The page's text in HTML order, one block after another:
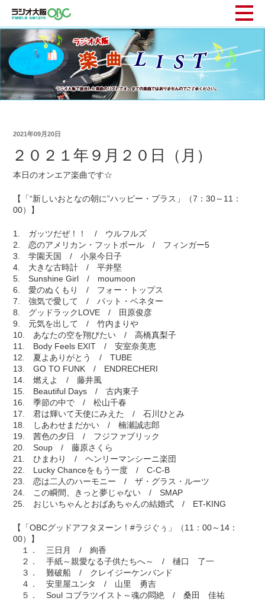
2021年09月20日
２０２１年９月２０日（月）
本日のオンエア楽曲です☆
【「“新しいおとなの朝に”ハッピー・プラス」（7：30～11：
00）】
1. ガッツだぜ！！ / ウルフルズ
2. 恋のアメリカン・フットボール / フィンガー5
3. 学園天国 / 小泉今日子
4. 大きな古時計 / 平井堅
5. Sunshine Girl / moumoon
6. 愛のぬくもり / フォー・トップス
7. 強気で愛して / パット・ベネター
8. グッドラックLOVE / 田原俊彦
9. 元気を出して / 竹内まりや
10. あなたの空を翔びたい / 高橋真梨子
11. Body Feels EXIT / 安室奈美恵
12. 夏よありがとう / TUBE
13. GO TO FUNK / ENDRECHERI
14. 燃えよ / 藤井風
15. Beautiful Days / 古内東子
16. 季節の中で / 松山千春
17. 君は輝いて天使にみえた / 石川ひとみ
18. しあわせまだかい / 楠瀬誠志郎
19. 茜色の夕日 / フジファブリック
20. Soup / 藤原さくら
21. ひまわり / ヘンリーマンシーニ楽団
22. Lucky Chanceをもう一度 / C-C-B
23. 恋は二人のハーモニー / ザ・グラス・ルーツ
24. この瞬間、きっと夢じゃない / SMAP
25. おじいちゃんとおばあちゃんの結婚式 / ET-KING
【「OBCグッドアフタヌーン！#ラジぐぅ」（11：00～14：
00）】
１． 三日月 / 絢香
２． 手紙～親愛なる子供たちへ～ / 樋口 了一
３． 難破船 / クレイジーケンバンド
４． 安里屋ユンタ / 山里 勇吉
５． Soul コブラツイスト～魂の悶絶 / 桑田 佳祐